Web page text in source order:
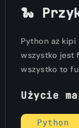
🐍
Python aż kipi
wszystko jest
wszystko to
Użycie
Python